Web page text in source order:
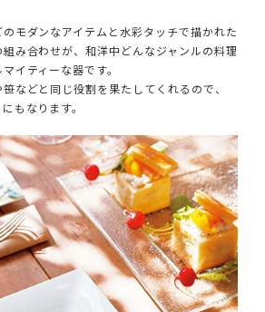
モダンなアイテムと水彩タッチで描かれた
み合わせが、和洋中どんなジャンルの料理
イティーな器です。
などと同じ役割を果たしてくれるので、
もなります。